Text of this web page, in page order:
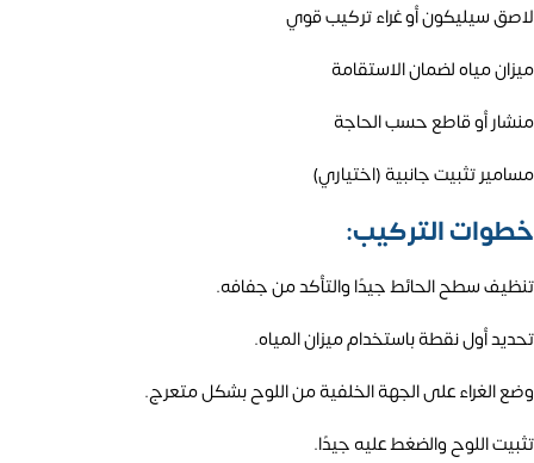
لاصق سيليكون أو غراء تركيب قوي
ميزان مياه لضمان الاستقامة
منشار أو قاطع حسب الحاجة
مسامير تثبيت جانبية (اختياري)
خطوات التركيب:
تنظيف سطح الحائط جيدًا والتأكد من جفافه.
تحديد أول نقطة باستخدام ميزان المياه.
وضع الغراء على الجهة الخلفية من اللوح بشكل متعرج.
تثبيت اللوح والضغط عليه جيدًا.